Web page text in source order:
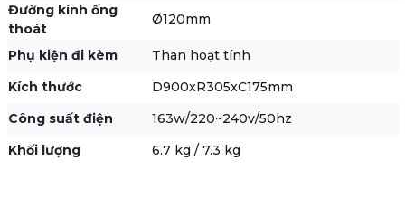
Đường kính ống
thoát
Ø120mm
Phụ kiện đi kèm
Than hoạt tính
Kích thước
D900xR305xC175mm
Công suất điện
163w/220~240v/50hz
Khối lượng
6.7 kg / 7.3 kg